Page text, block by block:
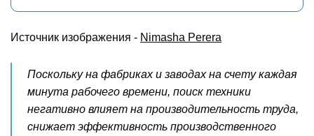
Источник изображения - Nimasha Perera
Поскольку на фабриках и заводах на счету каждая
минута рабочего времени, поиск техники
негативно влияет на производительность труда,
снижает эффективность производственного